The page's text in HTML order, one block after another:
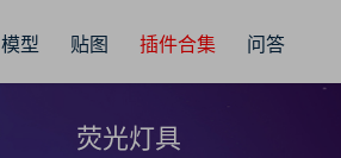
模型 贴图 插件合集 问答
荧光灯具